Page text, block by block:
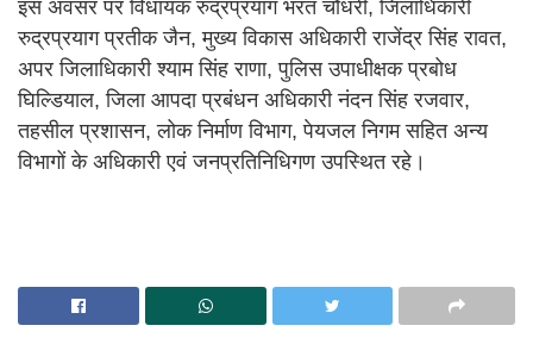
इस अवसर पर विधायक रुद्रप्रयाग भरत चौधरी, जिलाधिकारी
रुद्रप्रयाग प्रतीक जैन, मुख्य विकास अधिकारी राजेंद्र सिंह रावत,
अपर जिलाधिकारी श्याम सिंह राणा, पुलिस उपाधीक्षक प्रबोध
घिल्डियाल, जिला आपदा प्रबंधन अधिकारी नंदन सिंह रजवार,
तहसील प्रशासन, लोक निर्माण विभाग, पेयजल निगम सहित अन्य
विभागों के अधिकारी एवं जनप्रतिनिधिगण उपस्थित रहे।